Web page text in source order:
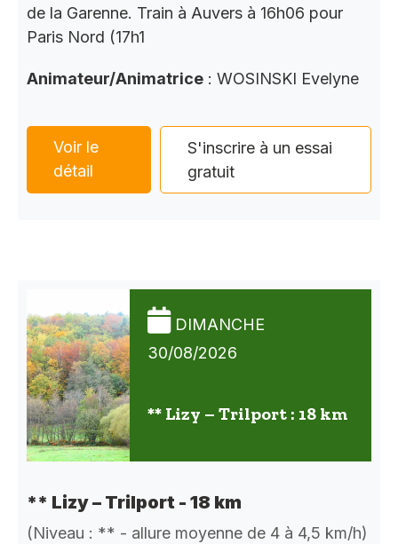
de la Garenne. Train à Auvers à 16h06 pour
Paris Nord (17h1
Animateur/Animatrice : WOSINSKI Evelyne
Voir le
détail
S'inscrire à un essai
gratuit
DIMANCHE
30/08/2026
** Lizy – Trilport : 18 km
** Lizy – Trilport - 18 km
(Niveau : ** - allure moyenne de 4 à 4,5 km/h)